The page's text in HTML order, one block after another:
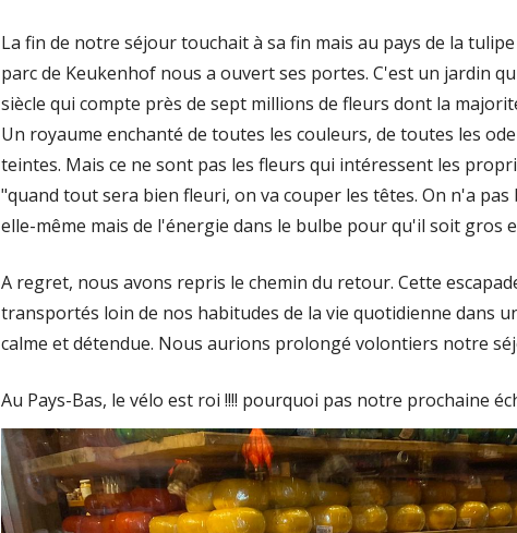
La fin de notre séjour touchait à sa fin mais au pays de la
parc de Keukenhof nous a ouvert ses portes. C'est un jardin
siècle qui compte près de sept millions de fleurs dont la
Un royaume enchanté de toutes les couleurs, de toutes les
teintes. Mais ce ne sont pas les fleurs qui intéressent les
"quand tout sera bien fleuri, on va couper les têtes. On n'a pas
elle-même mais de l'énergie dans le bulbe pour qu'il soit gros
A regret, nous avons repris le chemin du retour. Cette
transportés loin de nos habitudes de la vie quotidienne dans
calme et détendue. Nous aurions prolongé volontiers notre
Au Pays-Bas, le vélo est roi !!!! pourquoi pas notre prochaine